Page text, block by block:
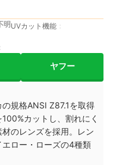
明 UVカット機能
ヤフー
規格ANSI Z87.1を取得
カットし、割れにく
のレンズを採用。レン
ロー・ローズの4種類